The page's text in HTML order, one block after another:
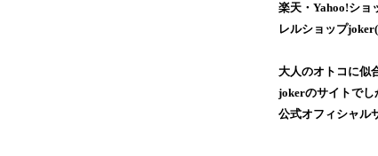
楽天・Yahoo!ショ
レルショップ
大人のオトコに似
jokerのサイトでし
公式オフィシャル